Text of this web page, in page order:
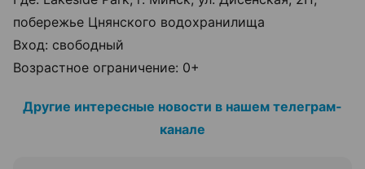
побережье Цнянского водохранилища
Вход: свободный
Возрастное ограничение: 0+
Другие интересные новости в нашем телеграм-
канале